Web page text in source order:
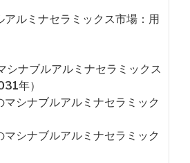
アルミナセラミックス市場：用
シナブルアルミナセラミックス
年）
マシナブルアルミナセラミック
マシナブルアルミナセラミック